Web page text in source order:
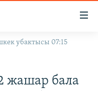
убактысы 07:15
жашар бала